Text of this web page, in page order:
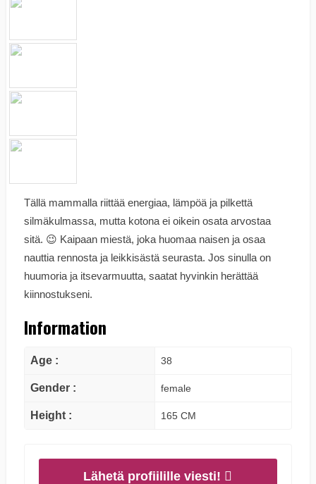
Tällä mammalla riittää energiaa, lämpöä ja pilkettä
silmäkulmassa, mutta kotona ei oikein osata arvostaa
sitä. 😉 Kaipaan miestä, joka huomaa naisen ja osaa
nauttia rennosta ja leikkisästä seurasta. Jos sinulla on
huumoria ja itsevarmuutta, saatat hyvinkin herättää
kiinnostukseni.
Information
Age : 38
Gender : female
Height : 165 CM
Lähetä profiilille viesti!